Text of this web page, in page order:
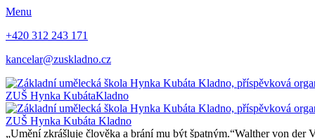
Menu
+420 312 243 171
kancelar@zuskladno.cz
ZUŠ Hynka KubátaKladno
ZUŠ Hynka Kubáta Kladno
„Umění zkrášluje člověka a brání mu být špatným.“Walther von der